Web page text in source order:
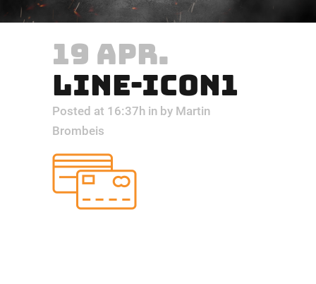
19 APR.
LINE-ICON1
Posted at 16:37h in by Martin
Brombeis